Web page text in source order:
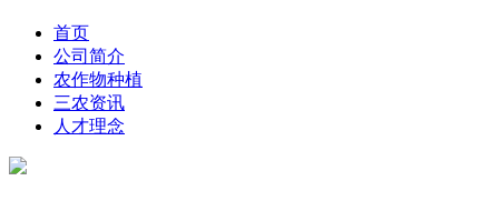
首页
公司简介
农作物种植
三农资讯
人才理念